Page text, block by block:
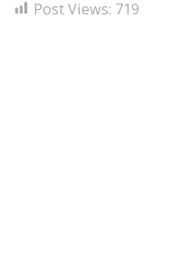
Post Views: 719